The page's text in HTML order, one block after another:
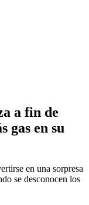
a fin de
gas en su
en una sorpresa
se desconocen los